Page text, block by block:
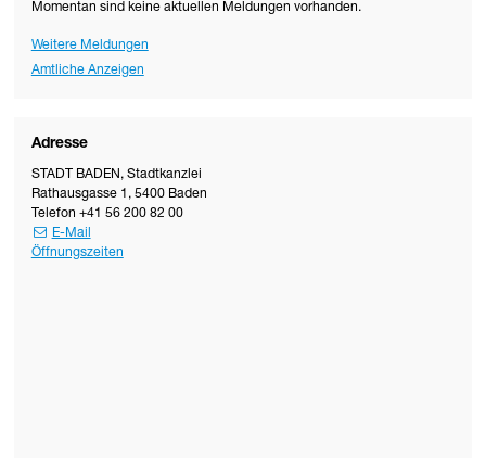
Momentan sind keine aktuellen Meldungen vorhanden.
Weitere Meldungen
Amtliche Anzeigen
Adresse
STADT BADEN, Stadtkanzlei
Rathausgasse 1 , 5400 Baden
Telefon +41 56 200 82 00
E-Mail
Öffnungszeiten